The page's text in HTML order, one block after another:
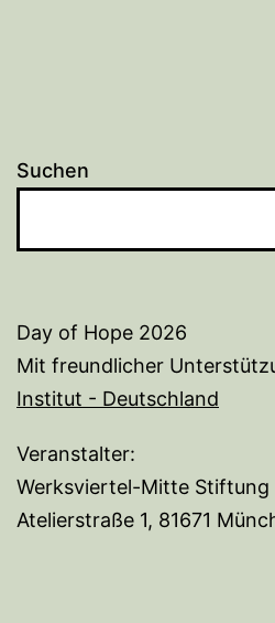
Suchen
Day of Hope 2026
Mit freundlicher
Institut - Deutschland
Veranstalter:
Werksviertel-Mitte Stiftung
Atelierstraße 1, 81671